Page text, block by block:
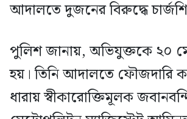
আদালতে দুজনের বিরুদ্ধে
পুলিশ জানায়, অভিযুক্তকে ২০ মে
হয়। তিনি আদালতে ফৌজদারি
ধারায় স্বীকারোক্তিমূলক